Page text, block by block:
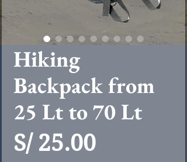
Hiking
Backpack from
25 Lt to 70 Lt
S/ 25.00Precio